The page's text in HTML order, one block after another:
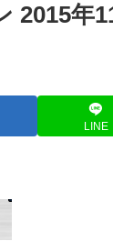
2015年
LINE